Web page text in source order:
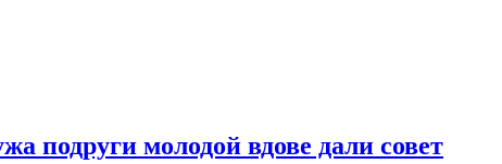
подруги молодой вдове дали совет